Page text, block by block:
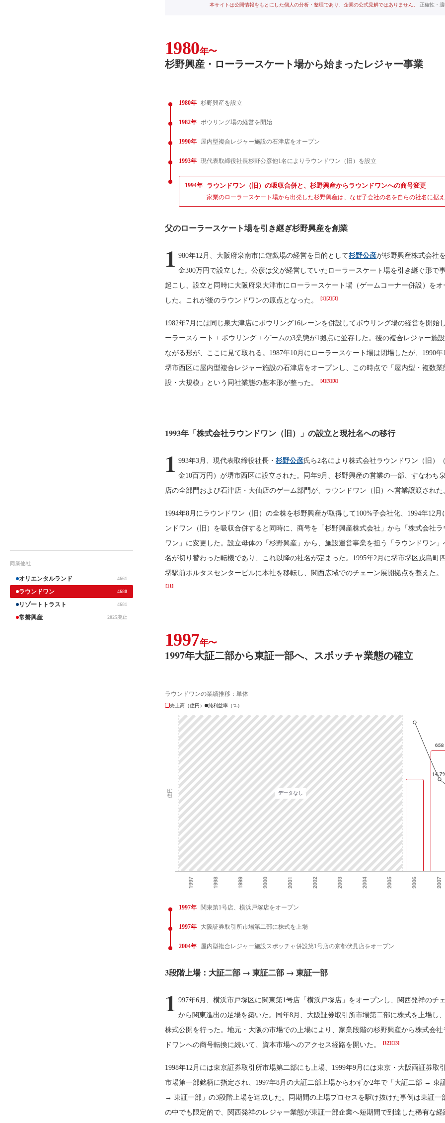
同業他社
オリエンタルランド 4661
ラウンドワン 4680
リゾートトラスト 4681
常磐興産 2025廃止
本サイトは公開情報をもとにした個人の分析・整理であり、企業の公式見解ではありません。 正確性・
1980年〜
杉野興産・ローラースケート場から始まったレジャー事業
1980年 杉野興産を設立
1982年 ボウリング場の経営を開始
1990年 屋内型複合レジャー施設の石津店をオープン
1993年 現代表取締役社長杉野公彦他1名によりラウンドワン（旧）を設立
1994年 ラウンドワン（旧）の吸収合併と、杉野興産からラウンドワンへの商号変更
家業のローラースケート場から出発した杉野興産は、なぜ子会社の名を自らの社名に据
父のローラースケート場を引き継ぎ杉野興産を創業
1 980年12月、大阪府泉南市に遊戯場の経営を目的として杉野公彦が杉野興産株式会社
金300万円で設立した。公彦は父が経営していたローラースケート場を引き継ぐ形で
起こし、設立と同時に大阪府泉大津市にローラースケート場（ゲームコーナー併設）をオ
した。これが後のラウンドワンの原点となった。
[1][2][3]
1982年7月には同じ泉大津店にボウリング16レーンを併設してボウリング場の経営を開始
ーラースケート + ボウリング + ゲームの3業態が1拠点に並存した。後の複合レジャー施
ながる形が、ここに見て取れる。1987年10月にローラースケート場は閉場したが、1990年
堺市西区に屋内型複合レジャー施設の石津店をオープンし、この時点で「屋内型・複数業
設・大規模」という同社業態の基本形が整った。
[4][5][6]
1993年「株式会社ラウンドワン（旧）」の設立と現社名への移行
1 993年3月、現代表取締役社長・杉野公彦氏ら2名により株式会社ラウンドワン（旧）
金10百万円）が堺市西区に設立された。同年9月、杉野興産の営業の一部、すなわち
店の全部門および石津店・大仙店のゲーム部門が、ラウンドワン（旧）へ営業譲渡され
1994年8月にラウンドワン（旧）の全株を杉野興産が取得して100%子会社化、1994年12月
ンドワン（旧）を吸収合併すると同時に、商号を「杉野興産株式会社」から「株式会社ラ
ワン」に変更した。設立母体の「杉野興産」から、施設運営事業を担う「ラウンドワン」
名が切り替わった転機であり、これ以降の社名が定まった。1995年2月に堺市堺区戎島町
堺駅前ポルタスセンタービルに本社を移転し、関西広域でのチェーン展開拠点を整えた。
[11]
1997年〜
1997年大証二部から東証一部へ、スポッチャ業態の確立
ラウンドワンの業績推移：単体
売上高（億円）
純利益率（%）
1997年 関東第1号店、横浜戸塚店をオープン
1997年 大阪証券取引所市場第二部に株式を上場
2004年 屋内型複合レジャー施設スポッチャ併設第1号店の京都伏見店をオープン
3段階上場：大証二部 → 東証二部 → 東証一部
1 997年6月、横浜市戸塚区に関東第1号店「横浜戸塚店」をオープンし、関西発祥のチ
から関東進出の足場を築いた。同年8月、大阪証券取引所市場第二部に株式を上場し
株式公開を行った。地元・大阪の市場での上場により、家業段階の杉野興産から株式会社
ドワンへの商号転換に続いて、資本市場へのアクセス経路を開いた。
[12][13]
1998年12月には東京証券取引所市場第二部にも上場、1999年9月には東京・大阪両証券取
市場第一部銘柄に指定され、1997年8月の大証二部上場からわずか2年で「大証二部 → 東
→ 東証一部」の3段階上場を達成した。同期間の上場プロセスを駆け抜けた事例は東証一
の中でも限定的で、関西発祥のレジャー業態が東証一部企業へ短期間で到達した稀有な経